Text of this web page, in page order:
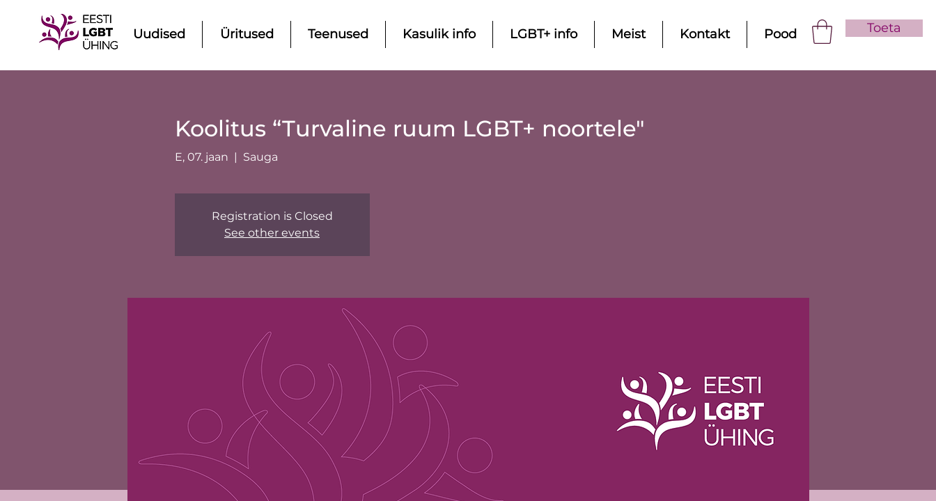
Uudised Üritused Teenused Kasulik info LGBT+ info Meist Kontakt Pood Toeta
Koolitus “Turvaline ruum LGBT+ noortele"
E, 07. jaan Sauga
Registration is Closed
See other events